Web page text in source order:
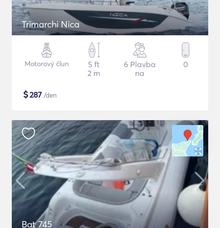
Trimarchi Nica
Motorový člun
5 ft
2 m
6 Plavba
na
0
$287 /den
Bat 745